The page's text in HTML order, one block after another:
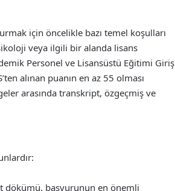
için öncelikle bazı temel koşulları
veya ilgili bir alanda lisans
Personel ve Lisansüstü Eğitimi Giriş
alınan puanın en az 55 olması
arasında transkript, özgeçmiş ve
dökümü, başvurunun en önemli